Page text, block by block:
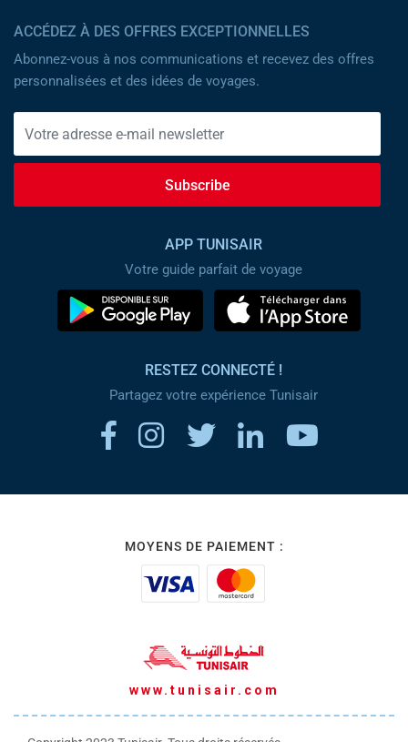
ACCÉDEZ À DES OFFRES EXCEPTIONNELLES
Abonnez-vous à nos communications et recevez des offres
personnalisées et des idées de voyages.
Subscribe
APP TUNISAIR
Votre guide parfait de voyage
RESTEZ CONNECTÉ !
Partagez votre expérience Tunisair
MOYENS DE PAIEMENT :
www.tunisair.com